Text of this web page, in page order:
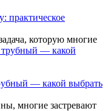
практическое
которую многие
— какой выбрать
многие застревают